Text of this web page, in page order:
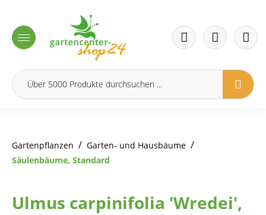
Gartenpflanzen / Garten- und Hausbäume /
Säulenbäume, Standard
Ulmus carpinifolia 'Wredei',